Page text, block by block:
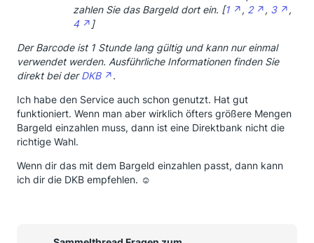
zahlen Sie das Bargeld dort ein. [1 , 2 , 3
,
4
]
Der Barcode ist 1 Stunde lang gültig und kann nur einmal
verwendet werden. Ausführliche Informationen finden Sie
direkt bei derDKB
.
Ich habe den Service auch schon genutzt. Hat gut
funktioniert. Wenn man aber wirklich öfters größere Mengen
Bargeld einzahlen muss, dann ist eine Direktbank nicht die
richtige Wahl.
Wenn dir das mit dem Bargeld einzahlen passt, dann kann
ich dir die DKB empfehlen. ☺️